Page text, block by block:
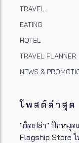
TRAVEL
EATING
HOTEL
TRAVEL PLANNER
NEWS &
โพสต์ล่าสุด
"ยืดเปล่า" ปักหมุด
Flagship Store